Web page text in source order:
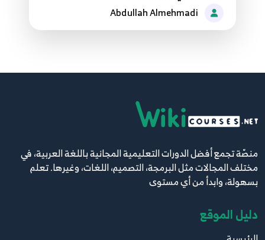
5:54
منصّة تجمع أفضل الدورات التعليمية المجانية باللغة العربية، في
مختلف المجالات مثل البرمجة، التصميم، اللغات، وغيرها. تعلم
بسهولة، وابدأ من أي مستوى
دليل الموقع